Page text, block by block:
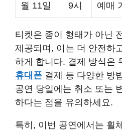
월 11일
9시
예매
티켓은 종이 형태가 아닌
제공되며, 이는 더 안전하
하게 합니다. 결제 방식은
휴대폰 결제 등 다양한 방
공연 당일에는 취소 또는
하다는 점을 유의하세요.
특히, 이번 공연에서는 휠